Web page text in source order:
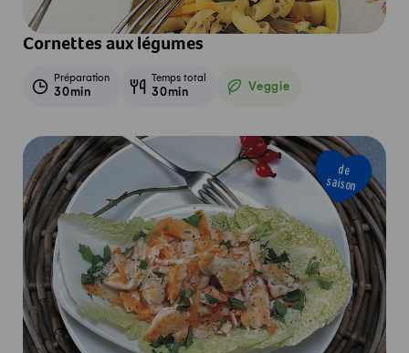
Cornettes aux légumes
Préparation
30min
Temps total
30min Veggie
Veggie
de
saison